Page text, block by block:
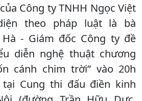
Công ty TNHH Ngọc Việt
theo pháp luật là bà
Hà - Giám đốc Công ty đề
diễn nghệ thuật chương
cánh chim trời” vào 20h
tại Cung thi đấu điền kinh